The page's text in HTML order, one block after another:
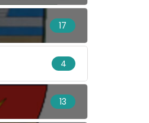
17
4
13